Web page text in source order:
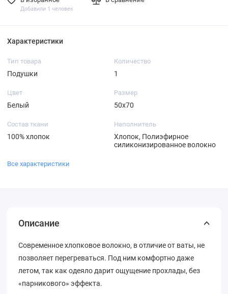
Добавили 1 человек
Характеристики
Тип товара
Подушки
Количество
1
Цвет
Белый
Размер
50х70
Состав ткани
100% хлопок
Наполнитель
Хлопок, Полиэфирное
силиконизированное волокно
Все характеристики
Описание
Современное хлопковое волокно, в отличие от ваты, не
позволяет перегреваться. Под ним комфортно даже
летом, так как одеяло дарит ощущение прохлады, без
«парникового» эффекта.